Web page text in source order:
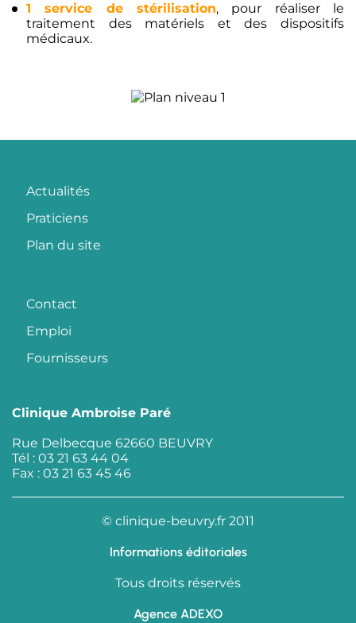
1 service de stérilisation, pour réaliser le
traitement des matériels et des dispositifs
médicaux.
Actualités
Praticiens
Plan du site
Contact
Emploi
Fournisseurs
Clinique Ambroise Paré
Rue Delbecque 62660 BEUVRY
Tél : 03 21 63 44 04
Fax : 03 21 63 45 46
© clinique-beuvry.fr 2011
Informations éditoriales
Tous droits réservés
Agence ADEXO